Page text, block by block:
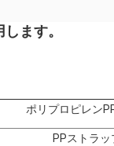
ます。
ポリプロピレン
PPストラ